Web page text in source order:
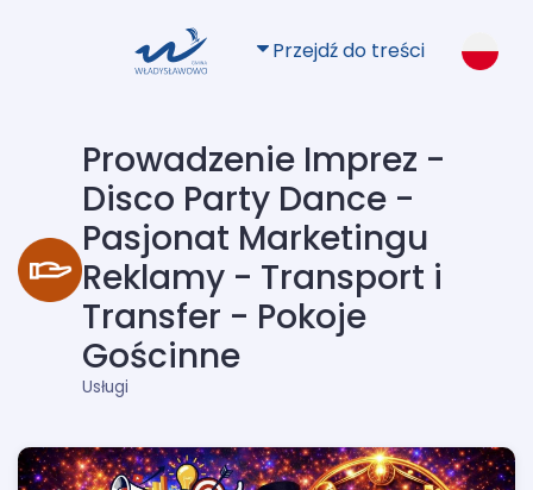
Przejdź do treści
Prowadzenie Imprez -
Disco Party Dance -
Pasjonat Marketingu
Reklamy - Transport i
Transfer - Pokoje
Gościnne
Usługi